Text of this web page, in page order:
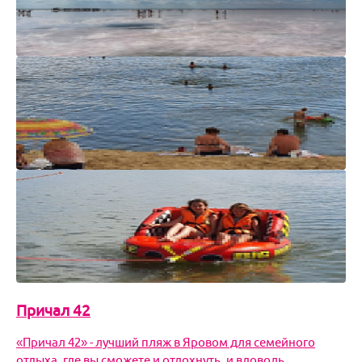
Сложно себе представить, что равнинно-степной пейзаж
бескрайней Кулундинской низменности когда-то
выглядел по-иному. Это был тоже простор, тоже бескра
Озеро Бурлинское (Бурсоль)
Говоря об Алтае люди чаще всего вспоминают
заснеженные вершины, бурлящие реки, буйство красок
хвойного леса. Но Алтай - это не только горы, Алтай - эт
Причал 22
Причал 22 — самый популярный пляжный комплекс на
озере Большое Яровое, где есть аквапарк, кафе, ночные
клубы и бары, а также вся пляжная инфраструктур
Причал 42
«Причал 42» - лучший пляж в Яровом для семейного